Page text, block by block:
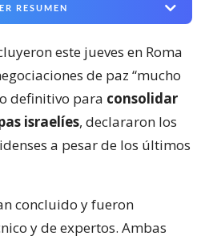
RESUMEN
este jueves en Roma
de paz “mucho
definitivo para consolidar
israelíes, declararon los
a pesar de los últimos
concluido y fueron
y de expertos. Ambas